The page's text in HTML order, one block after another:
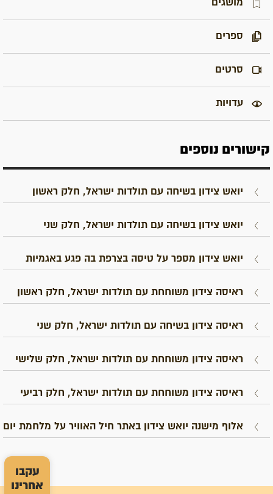
עקבו
אחרינו
מושגים
ספרים
סרטים
עדויות
קישורים נוספים
יואש צידון בשיחה עם תולדות ישראל, חלק ראשון
יואש צידון בשיחה עם תולדות ישראל, חלק שני
יואש צידון מספר על טיסה בצרפת בה פגע באגמיות
ראיסה צידון משוחחת עם תולדות ישראל, חלק ראשון
ראיסה צידון בשיחה עם תולדות ישראל, חלק שני
ראיסה צידון משוחחת עם תולדות ישראל, חלק שלישי
ראיסה צידון משוחחת עם תולדות ישראל, חלק רביעי
אלוף מישנה יואש צידון באתר חיל האוויר על מלחמת יום